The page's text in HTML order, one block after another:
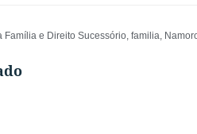
Família e Direito Sucessório, familia,